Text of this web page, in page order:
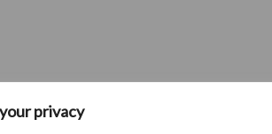
privacy